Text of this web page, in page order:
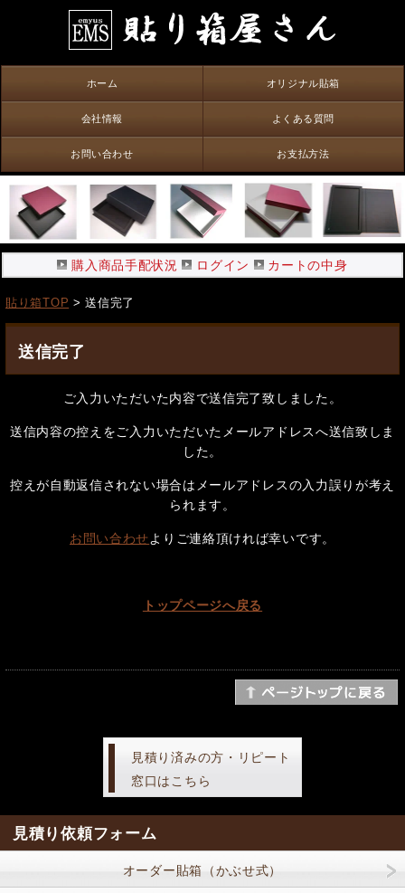
ホーム オリジナル貼箱
会社情報 よくある質問
お問い合わせ お支払方法
購入商品手配状況 ログイン カートの中身
貼り箱TOP > 送信完了
送信完了
ご入力いただいた内容で送信完了致しました。
送信内容の控えをご入力いただいたメールアドレスへ送信致しま
した。
控えが自動返信されない場合はメールアドレスの入力誤りが考え
られます。
お問い合わせよりご連絡頂ければ幸いです。
トップページへ戻る
見積り済みの方・リピート
窓口はこちら
見積り依頼フォーム
オーダー貼箱（かぶせ式）